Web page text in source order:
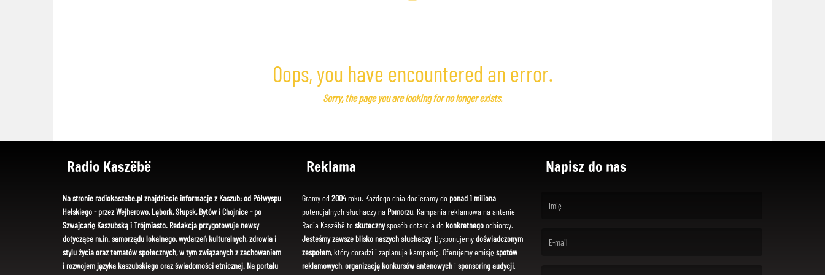
Oops, you have encountered an error.
Sorry, the page you are looking for no longer exists.
Radio Kaszëbë
Na stronie radiokaszebe.pl znajdziecie informacje z Kaszub: od Półwyspu
Helskiego - przez Wejherowo, Lębork, Słupsk, Bytów i Chojnice - po
Szwajcarię Kaszubską i Trójmiasto. Redakcja przygotowuje newsy
dotyczące m.in. samorządu lokalnego, wydarzeń kulturalnych, zdrowia i
stylu życia oraz tematów społecznych, w tym związanych z zachowaniem
i rozwojem języka kaszubskiego oraz świadomości etnicznej. Na portalu
Reklama
Gramy od 2004roku. Każdego dnia docieramy do ponad 1 miliona
potencjalnych słuchaczy na Pomorzu. Kampania reklamowa na antenie
Radia Kaszëbë toskutecznysposób dotarcia dokonkretnegoodbiorcy.
Jesteśmy zawsze blisko naszych słuchaczy. Dysponujemydoświadczonym
zespołem, który doradzi i zaplanuje kampanię. Oferujemy emisję spotów
reklamowych,organizację konkursów antenowychi sponsoring audycji.
Napisz do nas